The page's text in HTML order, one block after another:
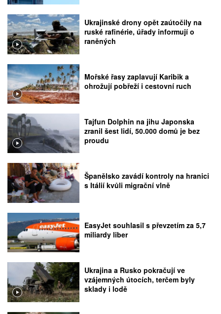
Ukrajinské drony opět zaútočily na
ruské rafinérie, úřady informují o
raněných
Mořské řasy zaplavují Karibik a
ohrožují pobřeží i cestovní ruch
Tajfun Dolphin na jihu Japonska
zranil šest lidí, 50.000 domů je bez
proudu
Španělsko zavádí kontroly na hranici
s Itálií kvůli migrační vlně
EasyJet souhlasil s převzetím za 5,7
miliardy liber
Ukrajina a Rusko pokračují ve
vzájemných útocích, terčem byly
sklady i lodě